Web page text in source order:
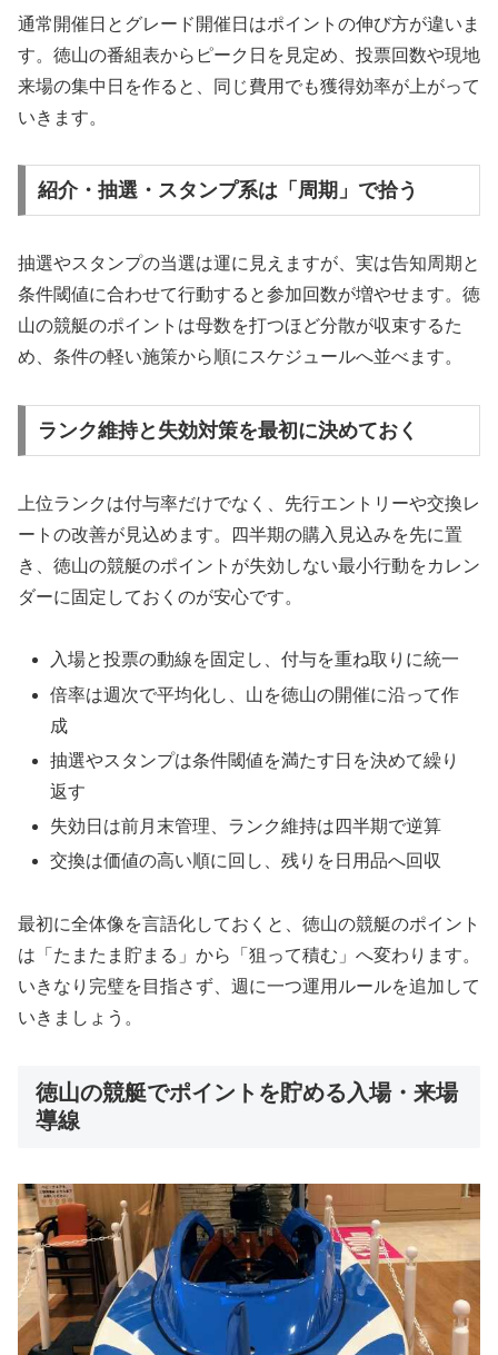
通常開催日とグレード開催日はポイントの伸び方が違いま
す。徳山の番組表からピーク日を見定め、投票回数や現地
来場の集中日を作ると、同じ費用でも獲得効率が上がって
いきます。
紹介・抽選・スタンプ系は「周期」で拾う
抽選やスタンプの当選は運に見えますが、実は告知周期と
条件閾値に合わせて行動すると参加回数が増やせます。徳
山の競艇のポイントは母数を打つほど分散が収束するた
め、条件の軽い施策から順にスケジュールへ並べます。
ランク維持と失効対策を最初に決めておく
上位ランクは付与率だけでなく、先行エントリーや交換レ
ートの改善が見込めます。四半期の購入見込みを先に置
き、徳山の競艇のポイントが失効しない最小行動をカレン
ダーに固定しておくのが安心です。
入場と投票の動線を固定し、付与を重ね取りに統一
倍率は週次で平均化し、山を徳山の開催に沿って作
成
抽選やスタンプは条件閾値を満たす日を決めて繰り
返す
失効日は前月末管理、ランク維持は四半期で逆算
交換は価値の高い順に回し、残りを日用品へ回収
最初に全体像を言語化しておくと、徳山の競艇のポイント
は「たまたま貯まる」から「狙って積む」へ変わります。
いきなり完璧を目指さず、週に一つ運用ルールを追加して
いきましょう。
徳山の競艇でポイントを貯める入場・来場
導線